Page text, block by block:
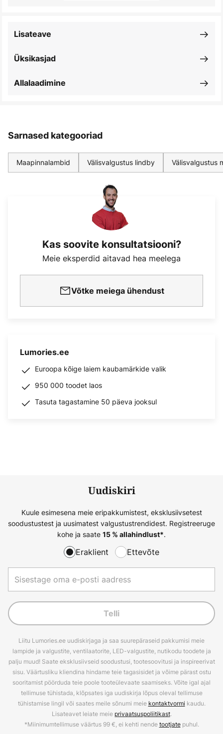
Üksikasjad
Lisateave
Allalaadimine
Sarnased kategooriad
Maapinnalambid Välisvalgustus lindby Välisvalgustus
Kas soovite konsultatsiooni?
Meie eksperdid aitavad hea meelega
Võtke meiega ühendust
Lumories.ee
Euroopa kõige laiem kaubamärkide valik
950 000 toodet laos
Tasuta tagastamine 50 päeva jooksul
Uudiskiri
Kuule esimesena meie eripakkumistest, eksklusiivsetest
soodustustest ja uusimatest valgustustrendidest. Registreeruge
kohe ja saate 15 % allahindlust*.
Eraklient Ettevõte
Telli
Liitu Lumories.ee uudiskirjaga ja saa suurepäraseid pakkumisi meie
lampide ja valgustite, ventilaatorite, LED-valgustite, nutikodu toodete ja
palju muud! Saate eksklusiivseid soodustusi, tootesoovitusi ja inspireerivat
sisu. Väärtusliku kliendina hindame teie tagasisidet ja võime pärast ostu
sooritamist pöörduda teie poole tooteülevaate saamiseks. Võite igal ajal
tellimuse tühistada, klõpsates iga uudiskirja lõpus oleval tellimuse
tühistamise lingil või saates meile sõnumi meie kontaktvormi kaudu.
Lisateavet leiate meie privaatsuspoliitikast.
*Miinimumtellimuse väärtus 99 €, ei kehti nendetootjatepuhul.